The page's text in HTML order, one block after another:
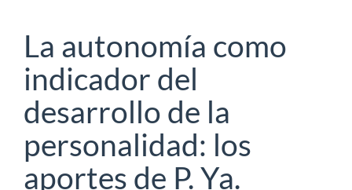
La autonomía como
indicador del
desarrollo de la
personalidad: los
aportes de P. Ya.